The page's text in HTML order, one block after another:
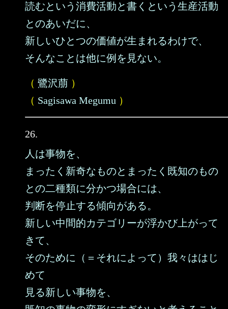
読むという消費活動と書くという生産活動
とのあいだに、
新しいひとつの価値が生まれるわけで、
そんなことは他に例を見ない。
（ 鷺沢萠 ）
（ Sagisawa Megumu ）
26.
人は事物を、
まったく新奇なものとまったく既知のもの
との二種類に分かつ場合には、
判断を停止する傾向がある。
新しい中間的カテゴリーが浮かび上がって
きて、
そのために（＝それによって）我々ははじ
めて
見る新しい事物を、